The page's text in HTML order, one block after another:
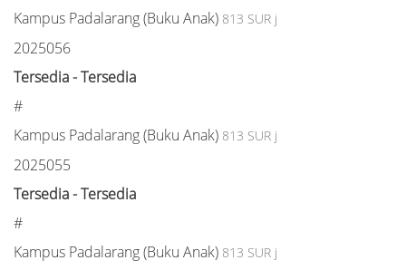
Kampus Padalarang (Buku Anak) 813 SUR j
2025056
Tersedia - Tersedia
#
Kampus Padalarang (Buku Anak) 813 SUR j
2025055
Tersedia - Tersedia
#
Kampus Padalarang (Buku Anak) 813 SUR j